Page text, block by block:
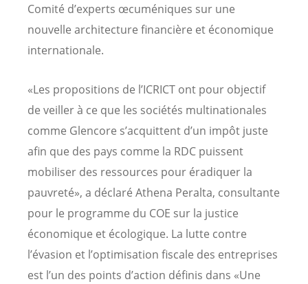
Comité d’experts œcuméniques sur une
nouvelle architecture financière et économique
internationale.
«Les propositions de l’ICRICT ont pour objectif
de veiller à ce que les sociétés multinationales
comme Glencore s’acquittent d’un impôt juste
afin que des pays comme la RDC puissent
mobiliser des ressources pour éradiquer la
pauvreté», a déclaré Athena Peralta, consultante
pour le programme du COE sur la justice
économique et écologique. La lutte contre
l’évasion et l’optimisation fiscale des entreprises
est l’un des points d’action définis dans «Une